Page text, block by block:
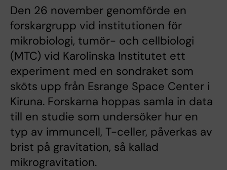
Den 26 november genomförde en
forskargrupp vid institutionen för
mikrobiologi, tumör- och cellbiologi
(MTC) vid Karolinska Institutet ett
experiment med en sondraket som
sköts upp från Esrange Space Center i
Kiruna. Forskarna hoppas samla in data
till en studie som undersöker hur en
typ av immuncell, T-celler, påverkas av
brist på gravitation, så kallad
mikrogravitation.